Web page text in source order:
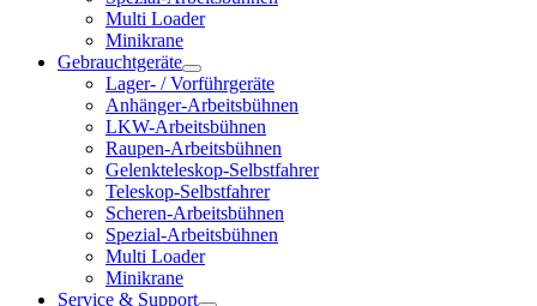
Multi Loader
Minikrane
Gebrauchtgeräte
Lager- / Vorführgeräte
Anhänger-Arbeitsbühnen
LKW-Arbeitsbühnen
Raupen-Arbeitsbühnen
Gelenkteleskop-Selbstfahrer
Teleskop-Selbstfahrer
Scheren-Arbeitsbühnen
Spezial-Arbeitsbühnen
Multi Loader
Minikrane
Service & Support